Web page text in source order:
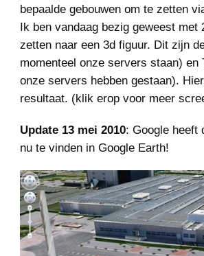
bepaalde gebouwen om te zetten
Ik ben vandaag bezig geweest
zetten naar een 3d figuur. Dit zijn
momenteel onze servers staan)
onze servers hebben gestaan).
resultaat. (klik erop voor meer
Update 13 mei 2010: Google heeft
nu te vinden in Google Earth!